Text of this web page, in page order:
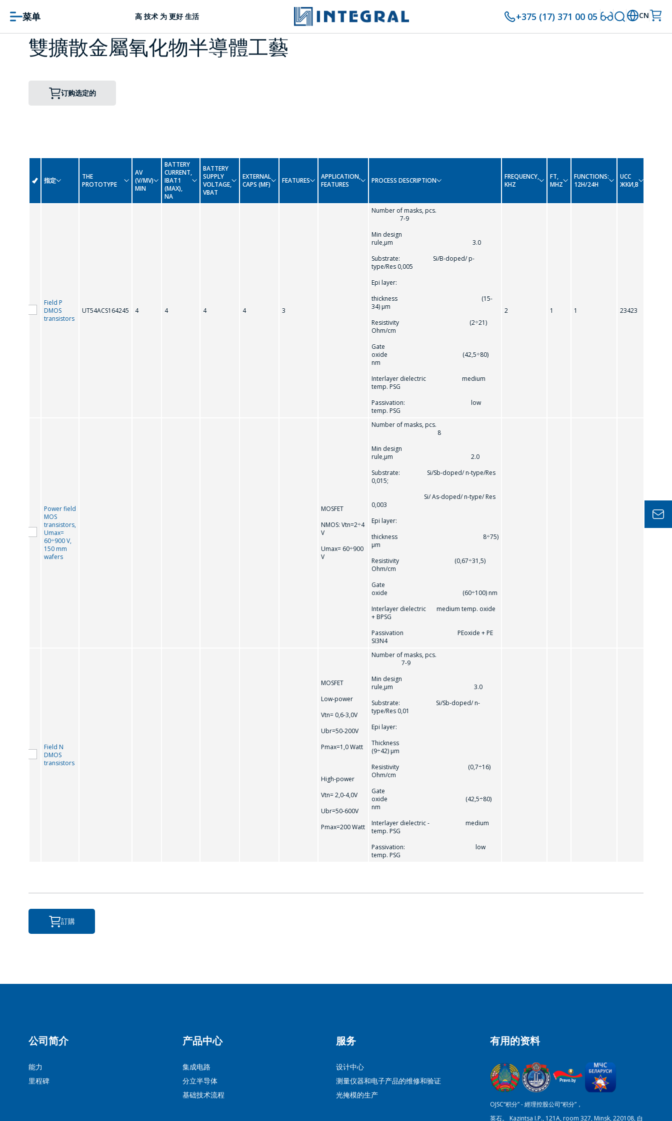
菜单 高 技术 为 更好 生活 +375 (17) 371 00 05 CN
雙擴散金屬氧化物半導體工藝
订购选定的
指定
THE
PROTOTYPE
AV
(V/MV)
MIN
BATTERY
CURRENT,
IBAT1
(MAX),
NA
BATTERY
SUPPLY
VOLTAGE,
VBAT
EXTERNAL
CAPS (MF)
FEATURES
APPLICATION,
FEATURES
PROCESS DESCRIPTION
FREQUENCY,
KHZ
FT,
МHZ
FUNCTIONS:
12H/24H
UCC
ЖКИ,В
Field P
DMOS
transistors
UT54ACS164245 4 4 4 4 3
Number of masks, pcs.
7-9
Min design
rule,µm 3.0
Substrate: Si/B-doped/ p-
type/Res 0,005
Epi layer:
thickness (15-
34) µm
Resistivity (2÷21)
Ohm/cm
Gate
oxide (42,5÷80)
nm
Interlayer dielectric medium
temp. PSG
Passivation: low
temp. PSG
2 1 1 23423
Power field
MOS
transistors,
Umax=
60÷900 V,
150 mm
wafers
MOSFET
NMOS: Vtn=2÷4
V
Umax= 60÷900
V
Number of masks, pcs.
8
Min design
rule,µm 2.0
Substrate: Si/Sb-doped/ n-type/Res
0,015;
Si/ As-doped/ n-type/ Res
0,003
Epi layer:
thickness 8÷75)
µm
Resistivity (0,67÷31,5)
Ohm/cm
Gate
oxide (60÷100) nm
Interlayer dielectric medium temp. oxide
+ BPSG
Passivation PEoxide + PE
SI3N4
Field N
DMOS
transistors
MOSFET
Low-power
Vtn= 0,6-3,0V
Ubr=50-200V
Pmax=1,0 Watt
High-power
Vtn= 2,0-4,0V
Ubr=50-600V
Pmax=200 Watt
Number of masks, pcs.
7-9
Min design
rule,µm 3.0
Substrate: Si/Sb-doped/ n-
type/Res 0,01
Epi layer:
Thickness
(9÷42) µm
Resistivity (0,7÷16)
Ohm/cm
Gate
oxide (42,5÷80)
nm
Interlayer dielectric - medium
temp. PSG
Passivation: low
temp. PSG
訂購
公司简介
能力
里程碑
产品中心
集成电路
分立半导体
基础技术流程
服务
设计中心
测量仪器和电子产品的维修和验证
光掩模的生产
有用的资料
OJSC“积分” - 經理控股公司“积分”，
英石。 Kazintsa I.P., 121A, room 327, Minsk, 220108, 白
公司經理將很樂意回答您的問題併計算服務成